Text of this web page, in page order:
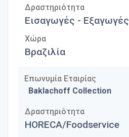
Δραστηριότητα
Εισαγωγές - Εξαγωγές
Χώρα
Βραζιλία
Επωνυμία Εταιρίας
Baklachoff Collection
Δραστηριότητα
HORECA/Foodservice